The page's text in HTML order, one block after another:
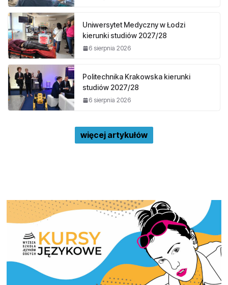
Uniwersytet Medyczny w Łodzi
kierunki studiów 2027/28
6 sierpnia 2026
Politechnika Krakowska kierunki
studiów 2027/28
6 sierpnia 2026
więcej artykułów